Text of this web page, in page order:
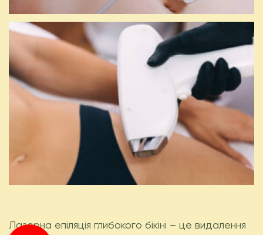
Лазерна епіляція глибокого бікіні – це видалення